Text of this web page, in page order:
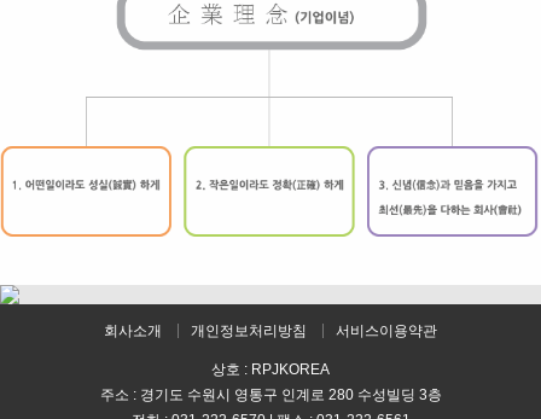
회사소개 개인정보처리방침 서비스이용약관
상호 : RPJKOREA
주소 : 경기도 수원시 영통구 인계로 280 수성빌딩 3층